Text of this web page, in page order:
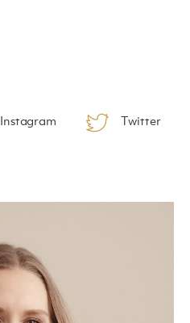
Instagram Twitter